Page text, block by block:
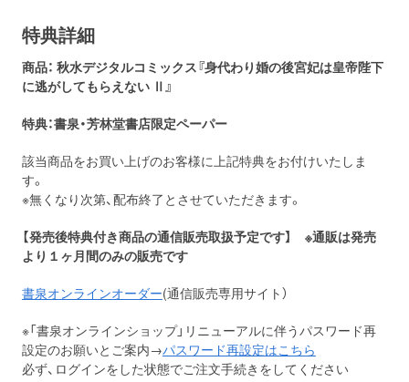
特典詳細
商品： 秋水デジタルコミックス『身代わり婚の後宮妃は皇帝陛下
に逃がしてもらえない Ⅱ』
特典：書泉・芳林堂書店限定ペーパー
該当商品をお買い上げのお客様に上記特典をお付けいたしま
す。
※無くなり次第、配布終了とさせていただきます。
【発売後特典付き商品の通信販売取扱予定です】 ※通販は発売
より１ヶ月間のみの販売です
書泉オンラインオーダー(通信販売専用サイト）
※「書泉オンラインショップ」リニューアルに伴うパスワード再
設定のお願いとご案内→パスワード再設定はこちら
必ず、ログインをした状態でご注文手続きをしてください